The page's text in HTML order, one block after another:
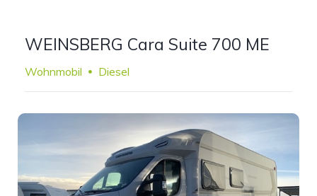
WEINSBERG Cara Suite 700 ME
Wohnmobil Diesel